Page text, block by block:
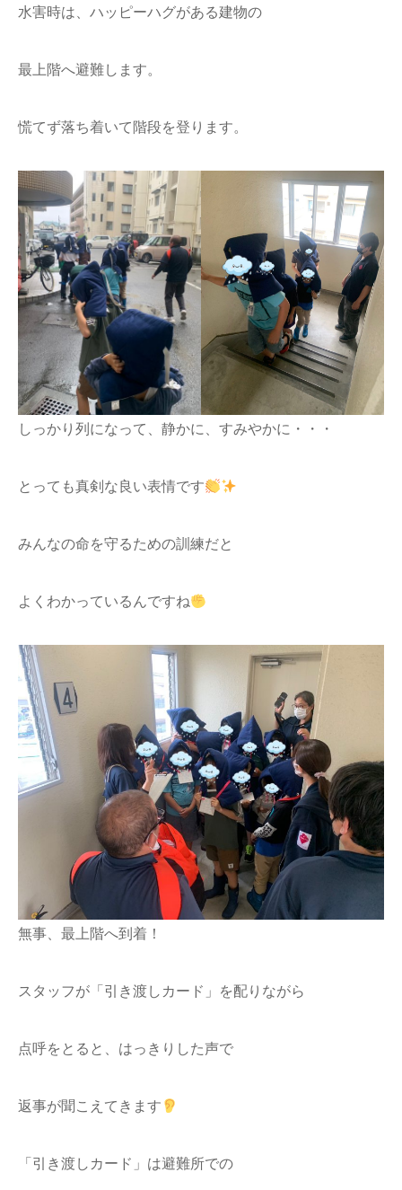
水害時は、ハッピーハグがある建物の
最上階へ避難します。
慌てず落ち着いて階段を登ります。
しっかり列になって、静かに、すみやかに・・・
とっても真剣な良い表情です
みんなの命を守るための訓練だと
よくわかっているんですね
無事、最上階へ到着！
スタッフが「引き渡しカード」を配りながら
点呼をとると、はっきりした声で
返事が聞こえてきます
「引き渡しカード」は避難所での